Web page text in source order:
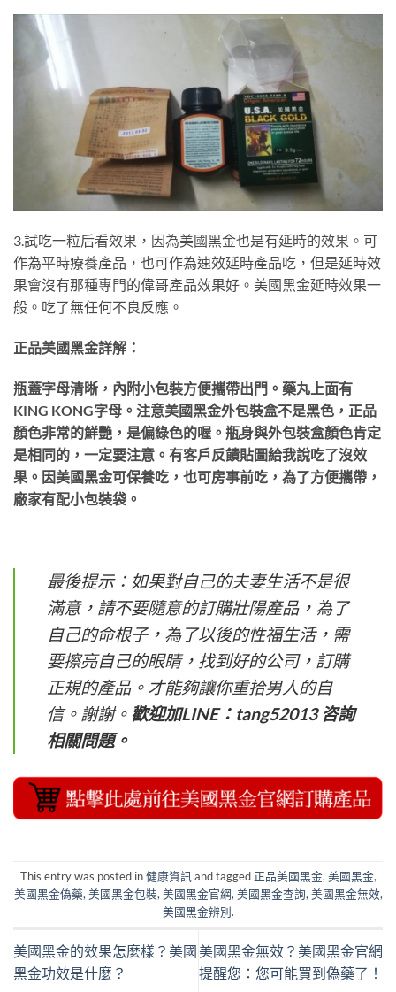
3.試吃一粒后看效果，因為美國黑金也是有延時的效果。可
作為平時療養產品，也可作為速效延時產品吃，但是延時效
果會沒有那種專門的偉哥產品效果好。美國黑金延時效果一
般。吃了無任何不良反應。
正品美國黑金詳解：
瓶蓋字母清晰，內附小包裝方便攜帶出門。藥丸上面有
KING KONG字母。注意美國黑金外包裝盒不是黑色，正品
顏色非常的鮮艷，是偏綠色的喔。瓶身與外包裝盒顏色肯定
是相同的，一定要注意。有客戶反饋貼圖給我說吃了沒效
果。因美國黑金可保養吃，也可房事前吃，為了方便攜帶，
廠家有配小包裝袋。
最後提示：如果對自己的夫妻生活不是很
滿意，請不要隨意的訂購壯陽產品，為了
自己的命根子，為了以後的性福生活，需
要擦亮自己的眼睛，找到好的公司，訂購
正規的產品。才能夠讓你重拾男人的自
信。謝謝。 歡迎加LINE：tang52013 咨詢
相關問題。
This entry was posted in健康資訊 and tagged 正品美國黑金, 美國黑金,
美國黑金偽藥, 美國黑金包裝, 美國黑金官網, 美國黑金查詢, 美國黑金無效,
美國黑金辨別.
美國黑金的效果怎麼樣？美國
黑金功效是什麼？
美國黑金無效？美國黑金官網
提醒您：您可能買到偽藥了！